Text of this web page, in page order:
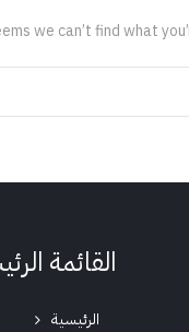
we can’t find what
القائمة
الرئيسية